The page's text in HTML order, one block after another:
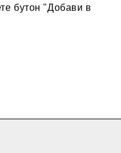
бутон "Добави в